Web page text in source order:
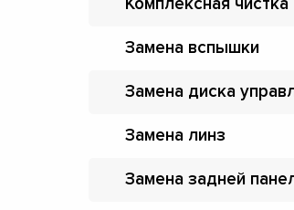
Замена вспышки
Замена диска
Замена линз
Замена задней